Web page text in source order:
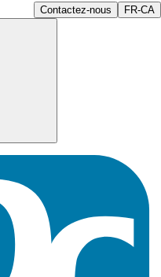
Contactez-nous FR-CA